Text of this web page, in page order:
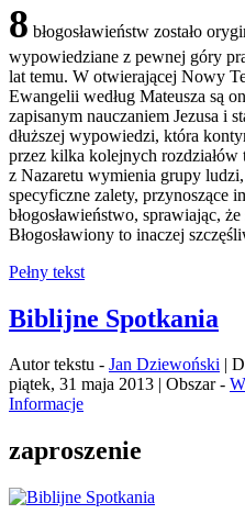
8 błogosławieństw zostało
wypowiedziane z pewnej góry
lat temu. W otwierającej Nowy
Ewangelii według Mateusza są
zapisanym nauczaniem Jezusa i
dłuższej wypowiedzi, która
przez kilka kolejnych rozdziałów
z Nazaretu wymienia grupy
specyficzne zalety, przynoszące
błogosławieństwo, sprawiając,
Błogosławiony to inaczej
Pełny tekst
Biblijne Spotkania
Autor tekstu - Jan Dziewoński |
piątek, 31 maja 2013 | Obszar -
Informacje
zaproszenie